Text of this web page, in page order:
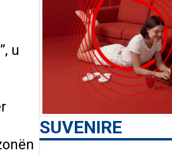
u
SUVENIRE